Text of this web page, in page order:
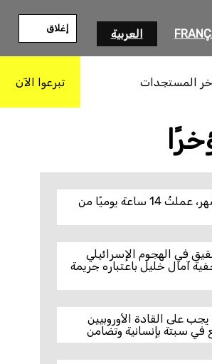
العربية إغلاق
المستجدات تبرعوا الآن
“لمدة خمسة أشهر، عملتُ 14 ساعة يوميًا من
في الهجوم الإسرائيلي
آمال خليل باعتباره جريمة
يجب على القادة الأوروبيين
في سبتة بإنسانية وتضامن